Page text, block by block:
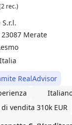
rec.)
Merate
RealAdvisor
vendita 310k EUR